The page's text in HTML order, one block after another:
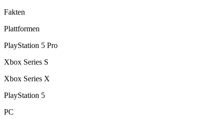
Fakten
Plattformen
PlayStation 5 Pro
Xbox Series S
Xbox Series X
PlayStation 5
PC